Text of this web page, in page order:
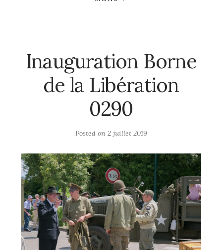
Inauguration Borne
de la Libération
0290
Posted on 2 juillet 2019